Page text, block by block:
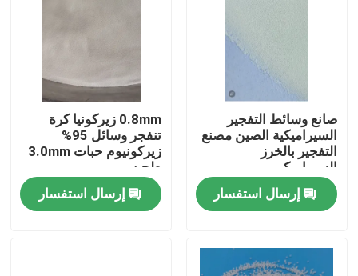
منزل
حول بنا
صانع وسائط التفجير
السيراميكية الصين مصنع
التفجير بالخرز
السيراميكي
إرسال استفسار
0.8mm زيركونيا كرة
تنفجر وسائل 95%
زيركونيوم حبات 3.0mm
طحن
إرسال استفسار